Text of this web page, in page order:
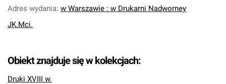
Adres wydania: w Warszawie : w Drukarni Nadworney
JK.Mci.
Obiekt znajduje się w kolekcjach:
Druki XVIII w.